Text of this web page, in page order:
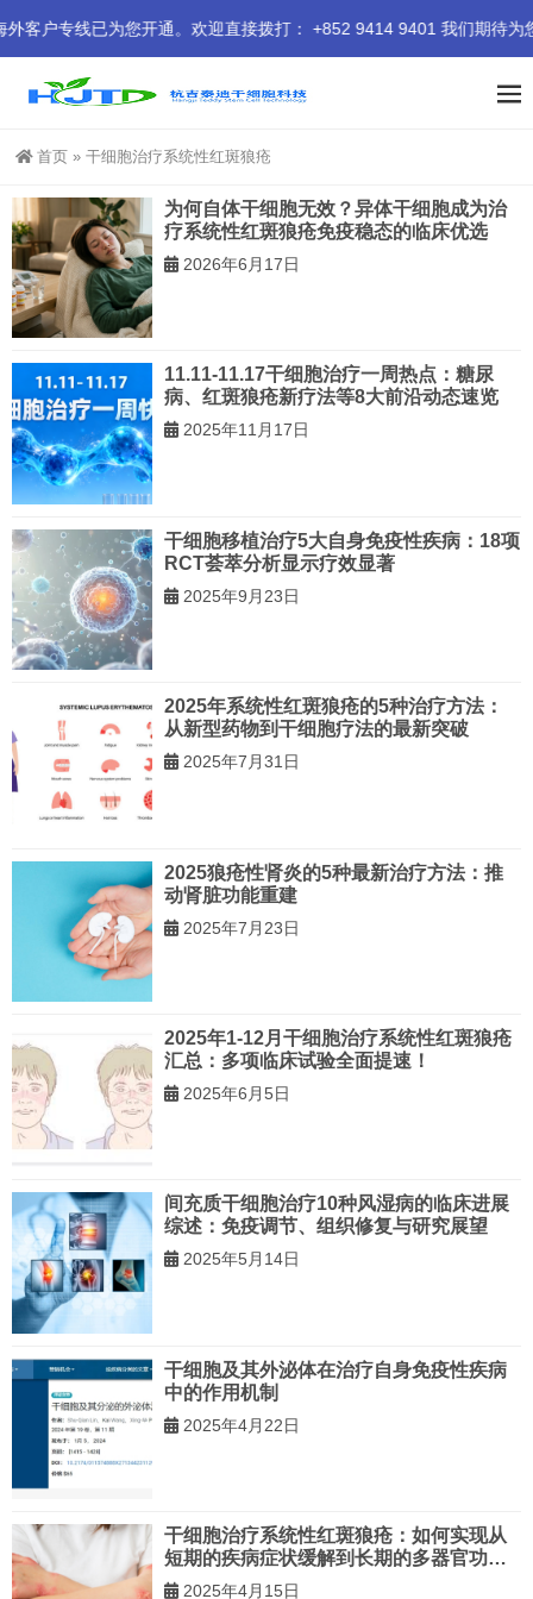
户专线已为您开通。欢迎直接拨打： +852 9414 9401 我们期待为您
首页 » 干细胞治疗系统性红斑狼疮
为何自体干细胞无效？异体干细胞成为治
疗系统性红斑狼疮免疫稳态的临床优选
2026年6月17日
11.11-11.17干细胞治疗一周热点：糖尿
病、红斑狼疮新疗法等8大前沿动态速览
2025年11月17日
干细胞移植治疗5大自身免疫性疾病：18项
RCT荟萃分析显示疗效显著
2025年9月23日
2025年系统性红斑狼疮的5种治疗方法：
从新型药物到干细胞疗法的最新突破
2025年7月31日
2025狼疮性肾炎的5种最新治疗方法：推
动肾脏功能重建
2025年7月23日
2025年1-12月干细胞治疗系统性红斑狼疮
汇总：多项临床试验全面提速！
2025年6月5日
间充质干细胞治疗10种风湿病的临床进展
综述：免疫调节、组织修复与研究展望
2025年5月14日
干细胞及其外泌体在治疗自身免疫性疾病
中的作用机制
2025年4月22日
干细胞治疗系统性红斑狼疮：如何实现从
短期的疾病症状缓解到长期的多器官功能
改善？
2025年4月15日